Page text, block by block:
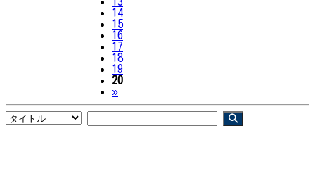
14
15
16
17
18
19
20
»Next